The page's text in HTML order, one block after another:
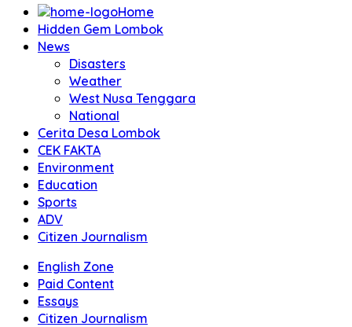
Home
Hidden Gem Lombok
News
Disasters
Weather
West Nusa Tenggara
National
Cerita Desa Lombok
CEK FAKTA
Environment
Education
Sports
ADV
Citizen Journalism
English Zone
Paid Content
Essays
Citizen Journalism